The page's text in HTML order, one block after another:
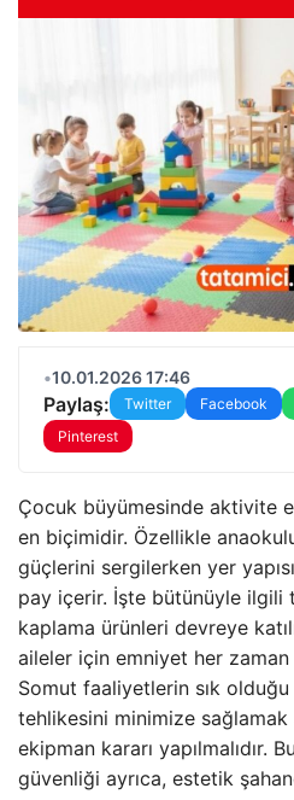
•10.01.2026 17:46
Paylaş: Twitter Facebook
Pinterest
Çocuk büyümesinde aktivite
en biçimidir. Özellikle
güçlerini sergilerken yer
pay içerir. İşte bütünüyle ilgili
kaplama ürünleri devreye
aileler için emniyet her zaman
Somut faaliyetlerin sık olduğu
tehlikesini minimize sağlamak
ekipman kararı yapılmalıdır.
güvenliği ayrıca, estetik